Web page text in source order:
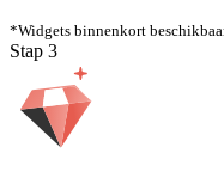
*Widgets binnenkort
Stap 3